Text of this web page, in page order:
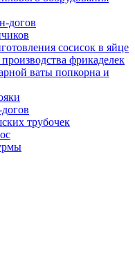
догов
сосисок в яйце
фрикаделек
ваты попкорна и
трубочек